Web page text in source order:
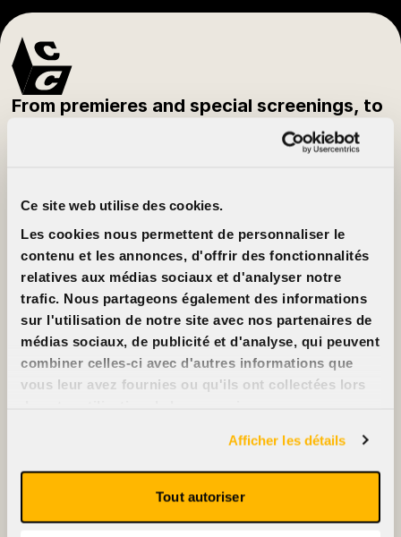
Ce site web utilise des cookies.
Les cookies nous permettent de personnaliser le
contenu et les annonces, d'offrir des fonctionnalités
relatives aux médias sociaux et d'analyser notre
trafic. Nous partageons également des informations
sur l'utilisation de notre site avec nos partenaires de
médias sociaux, de publicité et d'analyse, qui peuvent
combiner celles-ci avec d'autres informations que
vous leur avez fournies ou qu'ils ont collectées lors
Afficher les détails
Tout autoriser
From premieres and special screenings, to
festivals and classic films — be the first to
know what’s playing each week.
Prices
Movie cards
Rentals
FAQ
Accessibility
Advertise on our
screens
Support us
Cinéma Cinéma
Partners
Jobs
Contact us
Films